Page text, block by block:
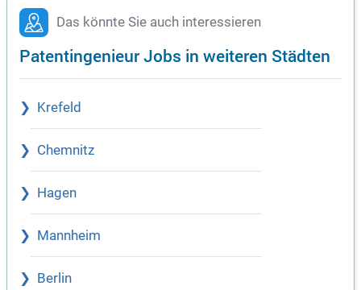
Das könnte Sie auch interessieren
Patentingenieur Jobs in weiteren Städten
Krefeld
Chemnitz
Hagen
Mannheim
Berlin